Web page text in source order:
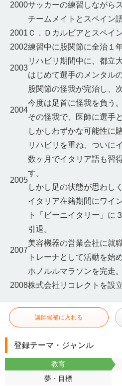
2000サッカーの練習しながら
チームメイトとスペイン
2001 Ｃ．Ｄカルビアとスペイ
2002練習中に股関節に全治１
2003
リハビリ期間中に、都立
はじめて選手のメンタル
2004
股関節の怪我が完治し、
今度は足首に怪我を負う。
その怪我で、医師に選手
しかしわずかな可能性に
2005
リハビリを重ね、ついに
数ヶ月でイタリア語も習
す。
しかし足の状態が思わし
イタリア在籍期間にワイ
ト「ビーニイタリー」に
2007
引退。
美容機器の営業会社に就
トレーナとして活動を始め
ホノルルマラソンを完走。
2008株式会社リコレクトを設立
講師候補に入れる
登録テーマ・ジャンル
教育
夢・目標